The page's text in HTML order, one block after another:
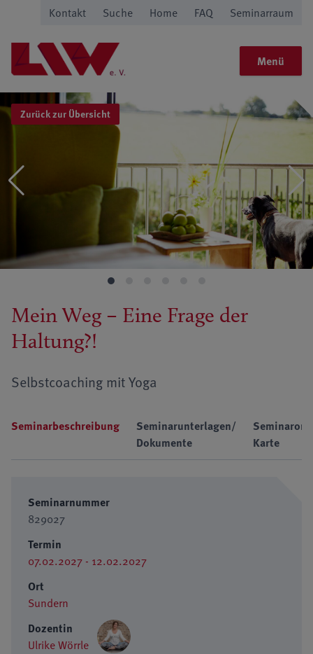
Kontakt Suche Home FAQ Seminarraum
Menü
Zurück zur Übersicht
Mein Weg – Eine Frage der
Haltung?!
Selbstcoaching mit Yoga
Seminarbeschreibung
Seminarunterlagen/
Dokumente
Seminarort/
Karte
Seminarnummer
829027
Termin
07.02.2027 - 12.02.2027
Ort
Sundern
Dozentin
Ulrike Wörrle